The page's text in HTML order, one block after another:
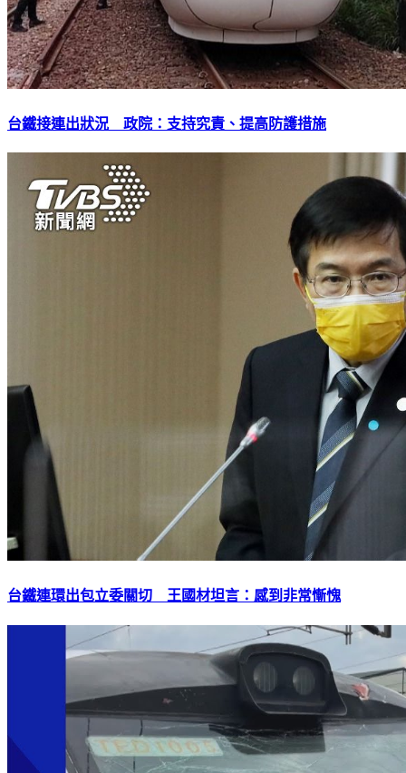
台鐵接連出狀況 政院：支持究責、提高防護措施
台鐵連環出包立委關切 王國材坦言：感到非常慚愧